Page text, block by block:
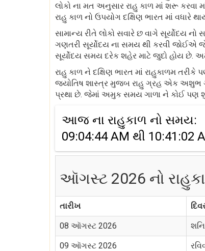
લોકો ના મત અનુસાર રાહુ કાળ માં શરૂ કરવા
રાહુ કાળ નો ઉપયોગ દક્ષિણ ભારત માં વધારે
સામાન્ય રીતે લોકો સવારે છ વાગે સૂર્યોદય
ગણતરી સૂર્યોદય ના સમય થી કરવી જોઈએ
સૂર્યોદય સમય દરેક શહેર માટે જુદો હોય છે.
રાહુ કાળ ને દક્ષિણ ભારત માં રાહુકાળમ
જ્યોતિષ શાસ્ત્ર મુજબ રાહુ ગ્રહ એક અશુભ
પ્રથા છે. જેમાં અમુક સમય ગાળા ને કોઈ પણ
આજ ના રાહુકાળ નો સમય:
09:04:44 AM થી 10:41:02
ઑગસ્ટ 2026 નો
તારીખ
08 ઑગસ્ટ 2026
09 ઑગસ્ટ 2026